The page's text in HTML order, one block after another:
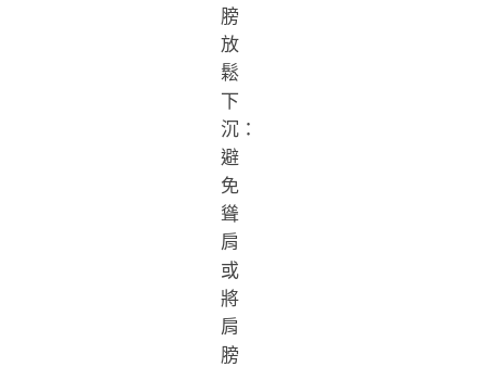
膀
放
鬆
下
沉：
避
免
聳
肩
或
將
肩
膀